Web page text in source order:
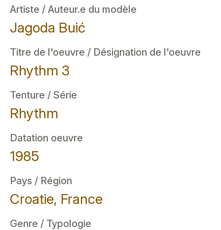
Artiste / Auteur.e du modèle
Jagoda Buić
Titre de l'oeuvre / Désignation de l'oeuvre
Rhythm 3
Tenture / Série
Rhythm
Datation oeuvre
1985
Pays / Région
Croatie, France
Genre / Typologie